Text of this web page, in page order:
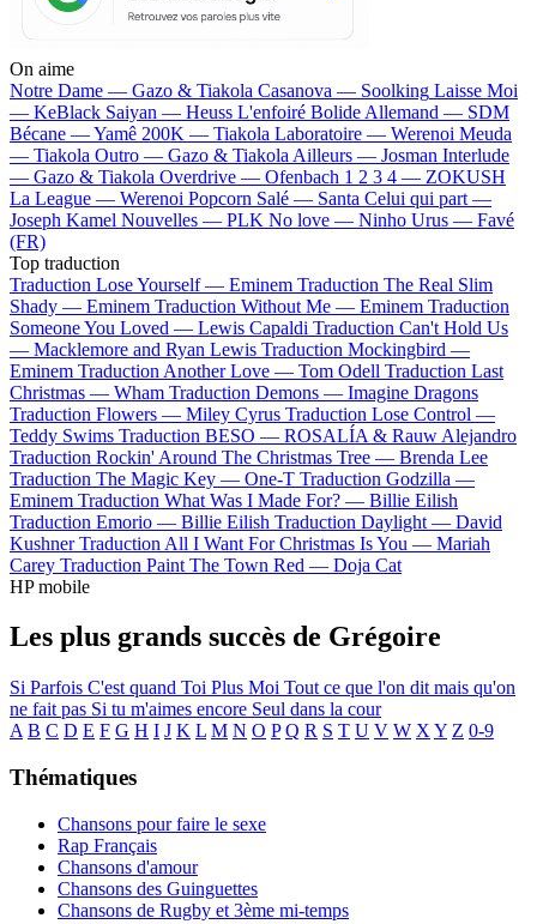
On aime
Notre Dame — Gazo & Tiakola Casanova — Soolking Laisse Moi
— KeBlack Saiyan — Heuss L'enfoiré Bolide Allemand — SDM
Bécane —Yamê 200K — Tiakola Laboratoire — Werenoi Meuda
— Tiakola Outro — Gazo & Tiakola Ailleurs — Josman Interlude
— Gazo & Tiakola Overdrive — Ofenbach 1 2 3 4 — ZOKUSH
La League — Werenoi Popcorn Salé — Santa Celui qui part —
Joseph Kamel Nouvelles — PLK No love — Ninho Urus — Favé
(FR)
Top traduction
Traduction Lose Yourself — Eminem Traduction The Real Slim
Shady — Eminem Traduction Without Me — Eminem Traduction
Someone You Loved — Lewis Capaldi Traduction Can't Hold Us
— Macklemore and Ryan Lewis Traduction Mockingbird —
Eminem Traduction Another Love — Tom Odell Traduction Last
Christmas — Wham Traduction Demons — Imagine Dragons
Traduction Flowers — Miley Cyrus Traduction Lose Control —
Teddy Swims Traduction BESO — ROSALÍA & Rauw Alejandro
Traduction Rockin' Around The Christmas Tree — Brenda Lee
Traduction The Magic Key — One-T Traduction Godzilla —
Eminem Traduction What Was I Made For? — Billie Eilish
Traduction Emorio — Billie Eilish Traduction Daylight — David
Kushner Traduction All I Want For Christmas Is You — Mariah
Carey Traduction Paint The Town Red — Doja Cat
HP mobile
Les plus grands succès de Grégoire
Si Parfois C'est quand Toi Plus Moi Tout ce que l'on dit mais qu'on
ne fait pas Si tu m'aimes encore Seul dans la cour
A B C D E F G H I J K L M N O P Q R S T U V W X Y Z 0-9
Thématiques
Chansons pour faire le sexe
Rap Français
Chansons d'amour
Chansons des Guinguettes
Chansons de Rugby et 3ème mi-temps